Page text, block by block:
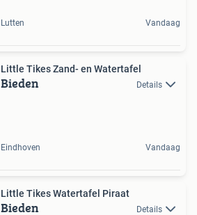
Lutten Vandaag
Little Tikes Zand- en Watertafel
Bieden Details
Eindhoven Vandaag
Little Tikes Watertafel Piraat
Bieden Details